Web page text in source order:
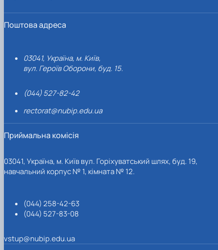
Поштова адреса
03041, Україна, м. Київ,
вул. Героїв Оборони, буд. 15.
(044) 527-82-42
rectorat@nubip.edu.ua
Приймальна комісія
03041, Україна, м. Київ вул. Горіхуватський шлях, буд. 19,
навчальний корпус № 1, кімната № 12.
(044) 258-42-63
(044) 527-83-08
vstup@nubip.edu.ua